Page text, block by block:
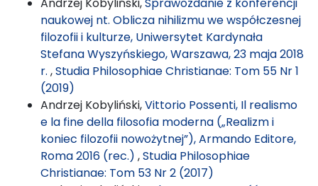
naukowej nt. Oblicza nihilizmu we współczesnej
filozofii i kulturze, Uniwersytet Kardynała
Stefana Wyszyńskiego, Warszawa, 23 maja 2018
r. ,Studia Philosophiae Christianae: Tom 55 Nr 1
(2019)
Andrzej Kobyliński,Vittorio Possenti, Il realismo
e la fine della filosofia moderna („Realizm i
koniec filozofii nowożytnej”), Armando Editore,
Roma 2016 (rec.) ,Studia Philosophiae
Christianae: Tom 53 Nr 2 (2017)